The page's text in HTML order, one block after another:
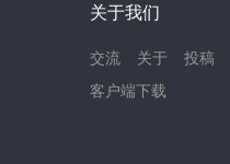
关于我们
交流 关于
投稿
客户端下载